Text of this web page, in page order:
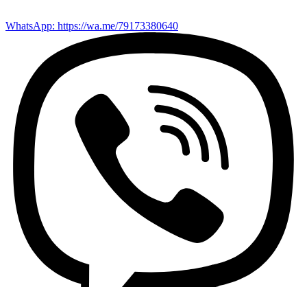
WhatsApp: https://wa.me/79173380640